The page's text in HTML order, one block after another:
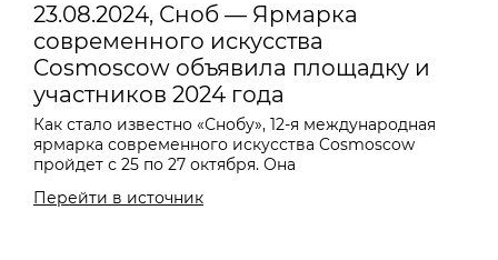
23.08.2024, Сноб — Ярмарка
современного искусства
Cosmoscow объявила площадку и
участников 2024 года
Как стало известно «Снобу», 12-я международная
ярмарка современного искусства Cosmoscow
пройдет с 25 по 27 октября. Она
Перейти в источник